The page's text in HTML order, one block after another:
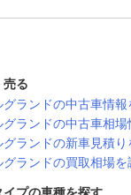
売る
グランドの中古車情報
グランドの中古車相場
グランドの新車見積り
グランドの買取相場を